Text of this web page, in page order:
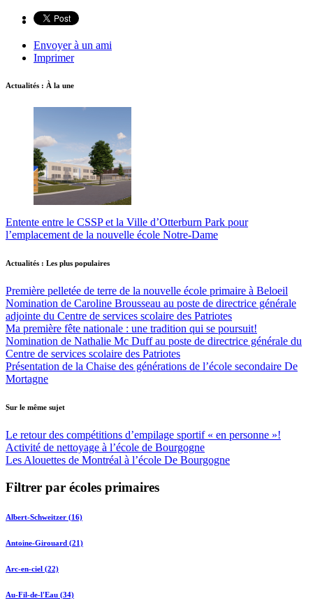
Envoyer à un ami
Imprimer
Actualités : À la une
Entente entre le CSSP et la Ville d’Otterburn Park pour
l’emplacement de la nouvelle école Notre-Dame
Actualités : Les plus populaires
Première pelletée de terre de la nouvelle école primaire à Beloeil
Nomination de Caroline Brousseau au poste de directrice générale
adjointe du Centre de services scolaire des Patriotes
Ma première fête nationale : une tradition qui se poursuit!
Nomination de Nathalie Mc Duff au poste de directrice générale du
Centre de services scolaire des Patriotes
Présentation de la Chaise des générations de l’école secondaire De
Mortagne
Sur le même sujet
Le retour des compétitions d’empilage sportif « en personne »!
Activité de nettoyage à l’école de Bourgogne
Les Alouettes de Montréal à l’école De Bourgogne
Filtrer par écoles primaires
Albert-Schweitzer (16)
Antoine-Girouard (21)
Arc-en-ciel (22)
Au-Fil-de-l'Eau (34)